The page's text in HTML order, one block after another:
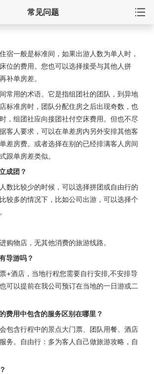
常见问题
宿一般是标准间，如果出游人数为单人时，
位的费用。您也可以选择接受与其他人拼
补单房差。
常用的术语。它是指组团社的团队，到异地
标准房时，团队分配住房之后出现奇数，也
，组团社应向接团社付空床费用。但也不尽
客人要求，可以在单差房内另外安排其他客
差房费。或者选择在别的已经排满客人房间
跟单房差类似。
成团？
数比较少的时候，可以选择拼团或自由行的
较多的情况下，比如公司出游，可以选择个
购物店，无其他消费的旅游线路。
导游吗？
+酒店，当地行程您需要自行安排,不安排导
可以提前在我公司预订在当地的一日游或二
费用中包含的服务区别在哪里？
包含行程中的景点大门票、团队用餐、酒店
务。自由行：多为客人自己做旅游攻略，自